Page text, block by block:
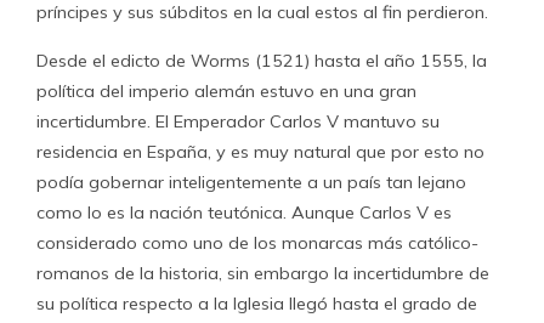
príncipes y sus súbditos en la cual estos al fin perdieron.
Desde el edicto de Worms (1521) hasta el año 1555, la
política del imperio alemán estuvo en una gran
incertidumbre. El Emperador Carlos V mantuvo su
residencia en España, y es muy natural que por esto no
podía gobernar inteligentemente a un país tan lejano
como lo es la nación teutónica. Aunque Carlos V es
considerado como uno de los monarcas más católico-
romanos de la historia, sin embargo la incertidumbre de
su política respecto a la Iglesia llegó hasta el grado de